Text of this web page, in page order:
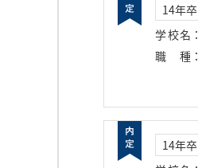
14年卒
学校名 ：
職種 ：
14年卒